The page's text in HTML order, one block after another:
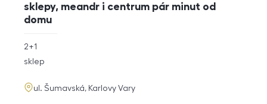
sklepy, meandr i centrum pár minut od
domu
rozměry
2+1
funkce
sklep
adresa
ul. Šumavská, Karlovy Vary